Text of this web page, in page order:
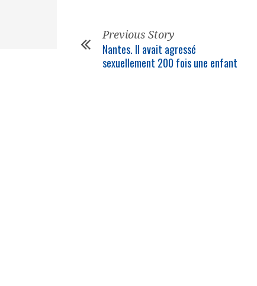
Previous Story
Nantes. Il avait agressé
sexuellement 200 fois une enfant